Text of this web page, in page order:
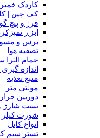
کاردک
کف چین |
فرز و پیچ
ابزار
برس و
تصفیه هوا
حمام الترا
اندازه
منبع تغذیه
مولتی متر
دوربین
تست شارژ
شورت کیلر
انواع کابل
تستر سیم